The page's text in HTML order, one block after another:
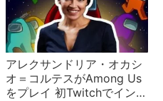
アレクサンドリア・オカシ
オ＝コルテスがAmong Us
をプレイ 初Twitchでインポ